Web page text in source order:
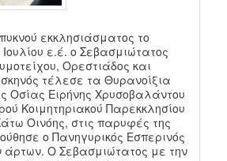
εκκλησιάσματος το
ε.έ. ο Σεβασμιώτατος
Ορεστιάδος και
τέλεσε τα Θυρανοίξια
Οσίας Ειρήνης Χρυσοβαλάντου
Κοιμητηριακού Παρεκκλησίου
Οινόης, στις παρυφές της
ο Πανηγυρικός Εσπερινός
άρτων. Ο Σεβασμιώτατος με την